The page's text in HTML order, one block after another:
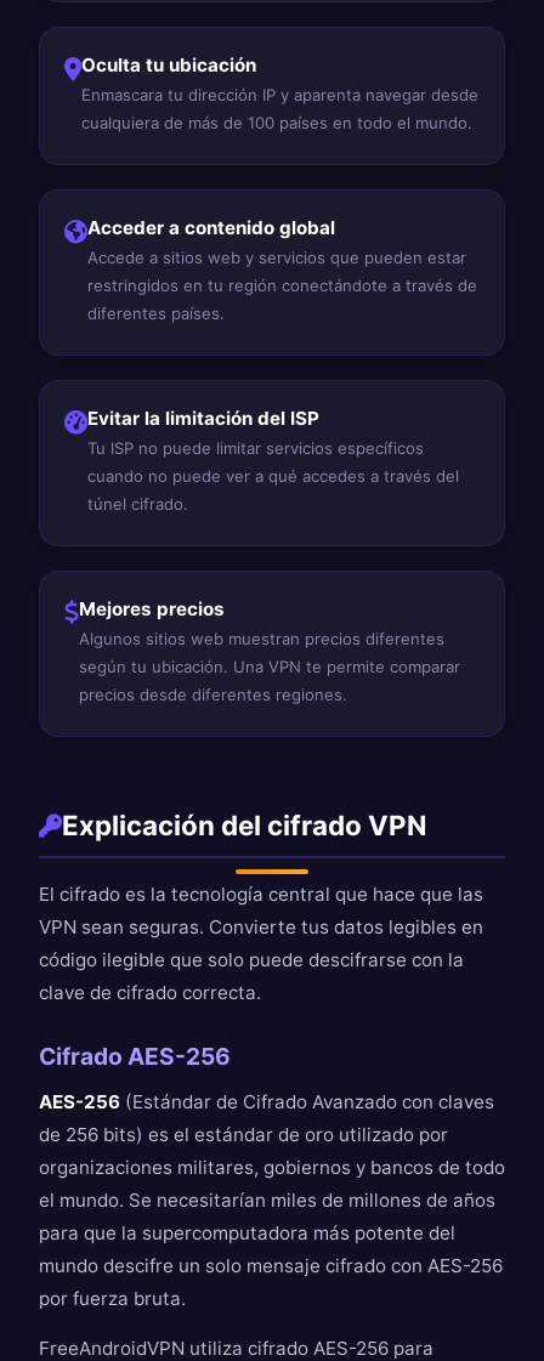
Oculta tu ubicación
Enmascara tu dirección IP y aparenta navegar desde
cualquiera de más de 100 países en todo el mundo.
Acceder a contenido global
Accede a sitios web y servicios que pueden estar
restringidos en tu región conectándote a través de
diferentes países.
Evitar la limitación del ISP
Tu ISP no puede limitar servicios específicos
cuando no puede ver a qué accedes a través del
túnel cifrado.
Mejores precios
Algunos sitios web muestran precios diferentes
según tu ubicación. Una VPN te permite comparar
precios desde diferentes regiones.
Explicación del cifrado VPN
El cifrado es la tecnología central que hace que las
VPN sean seguras. Convierte tus datos legibles en
código ilegible que solo puede descifrarse con la
clave de cifrado correcta.
Cifrado AES-256
AES-256 (Estándar de Cifrado Avanzado con claves
de 256 bits) es el estándar de oro utilizado por
organizaciones militares, gobiernos y bancos de todo
el mundo. Se necesitarían miles de millones de años
para que la supercomputadora más potente del
mundo descifre un solo mensaje cifrado con AES-256
por fuerza bruta.
FreeAndroidVPN utiliza cifrado AES-256 para